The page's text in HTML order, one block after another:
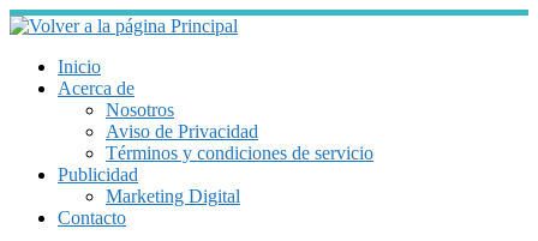
Skip
to
contentInicio
Acerca de
Nosotros
Aviso de Privacidad
Términos y condiciones de servicio
Publicidad
Marketing Digital
Contacto